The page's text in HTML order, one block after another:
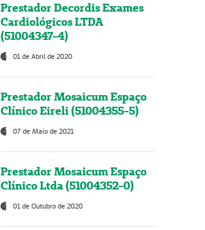
Prestador Decordis Exames
Cardiológicos LTDA
(51004347-4)
01 de Abril de 2020
Prestador Mosaicum Espaço
Clínico Eireli (51004355-5)
07 de Maio de 2021
Prestador Mosaicum Espaço
Clínico Ltda (51004352-0)
01 de Outubro de 2020